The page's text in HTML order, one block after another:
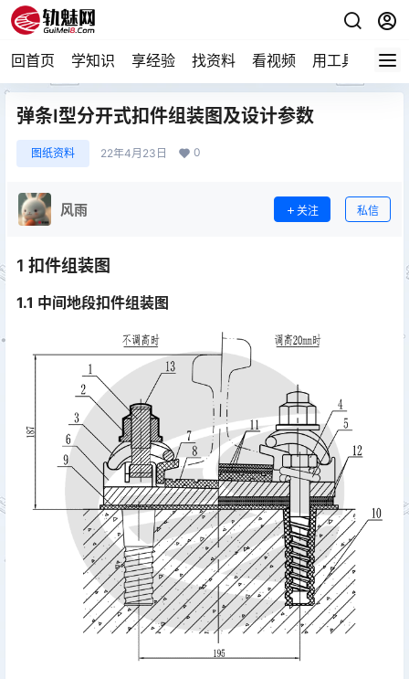
回首页 学知识 享经验 找资料 看视频 用工具 论技
弹条Ⅰ型分开式扣件组装图及设计参数
图纸资料 22年4月23日 0
风雨 关注 私信
1 扣件组装图
1.1 中间地段扣件组装图